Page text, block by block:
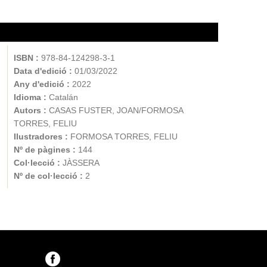
ISBN : 978-84-124298-3-1
Data d'edició : 01/03/2022
Any d'edició : 2022
Idioma : Catalán
Autors : CASAS FUSTER, JOAN/FORMOSA
TORRES, FELIU
Ilustradores : FORMOSA TORRES, FELIU
Nº de pàgines : 144
Col·lecció : JÀSSERA
Nº de col·lecció : 2